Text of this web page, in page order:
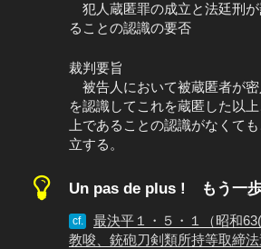
犯人蔵匿罪の成立と法廷刑
ることの認識の要否
裁判要旨
被告人において被蔵匿者が密
を認識してこれを蔵匿した以
上であることの認識がなくて
立する。
Un pas de plus ! もう一
cf.
最決平１・５・１（昭和
教唆、銃砲刀剣類所持等取締